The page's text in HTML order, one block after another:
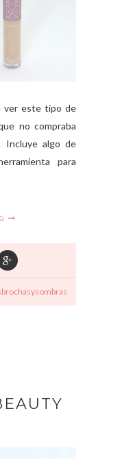
ver este tipo de
no compraba
Incluye algo de
para